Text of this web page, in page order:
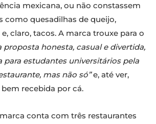
mexicana, ou não constassem
como quesadilhas de queijo,
claro, tacos. A marca trouxe para o
proposta honesta, casual e divertida,
para estudantes universitários pela
mas não só”e, até ver,
recebida por cá.
conta com três restaurantes